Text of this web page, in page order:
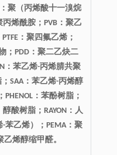
聚（丙烯酸十一溴烷
烯酰胺；PVB：聚乙
：聚四氟乙烯；
；PDD：聚二乙炔二
：苯乙烯-丙烯腈共聚
SAA：苯乙烯-丙烯醇
：苯酚树脂；
醇酸树脂；RAYON：人
苯乙烯）；PEMA：聚
乙烯醇缩甲醛。